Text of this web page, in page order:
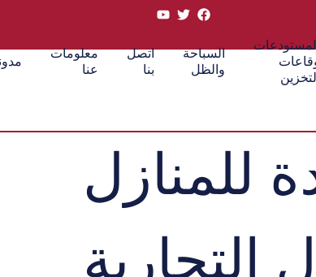
المستودعات
التخزين
السباحة
والظل
اتصل
بنا
معلومات
عنا
للمنازل
التجارية